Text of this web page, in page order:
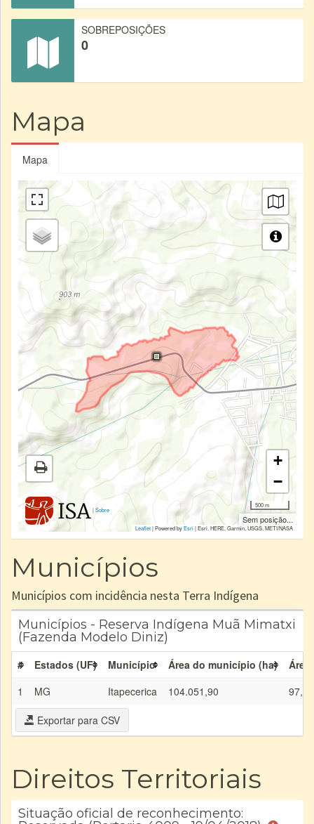
SOBREPOSIÇÕES
0
Mapa
Mapa
|Sobre
+
−
500 m
Sem posição...
Leaflet| Powered byEsri|Esri, HERE, Garmin, USGS, METI/NASA
Municípios
Municípios com incidência nesta Terra Indígena
Municípios - Reserva Indígena Muã Mimatxi
(Fazenda Modelo Diniz)
# Estados (UF) Município Área do município (ha)
1
MG Itapecerica 104.051,90 97,81
Exportar para CSV
Direitos Territoriais
Situação oficial de reconhecimento: